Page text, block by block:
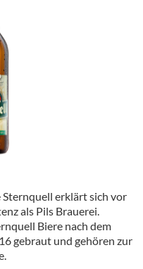
Sternquell erklärt sich vor
als Pils Brauerei.
Biere nach dem
gebraut und gehören zur